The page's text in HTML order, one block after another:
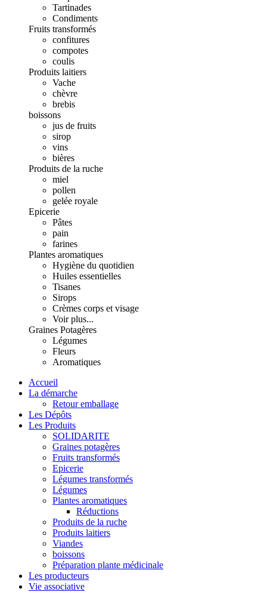
Tartinades
Condiments
Fruits transformés
confitures
compotes
coulis
Produits laitiers
Vache
chèvre
brebis
boissons
jus de fruits
sirop
vins
bières
Produits de la ruche
miel
pollen
gelée royale
Epicerie
Pâtes
pain
farines
Plantes aromatiques
Hygiène du quotidien
Huiles essentielles
Tisanes
Sirops
Crèmes corps et visage
Voir plus...
Graines Potagères
Légumes
Fleurs
Aromatiques
Accueil
La démarche
Retour emballage
Les Dépôts
Les Produits
SOLIDARITE
Graines potagères
Fruits transformés
Epicerie
Légumes transformés
Légumes
Plantes aromatiques
Réductions
Produits de la ruche
Produits laitiers
Viandes
boissons
Préparation plante médicinale
Les producteurs
Vie associative